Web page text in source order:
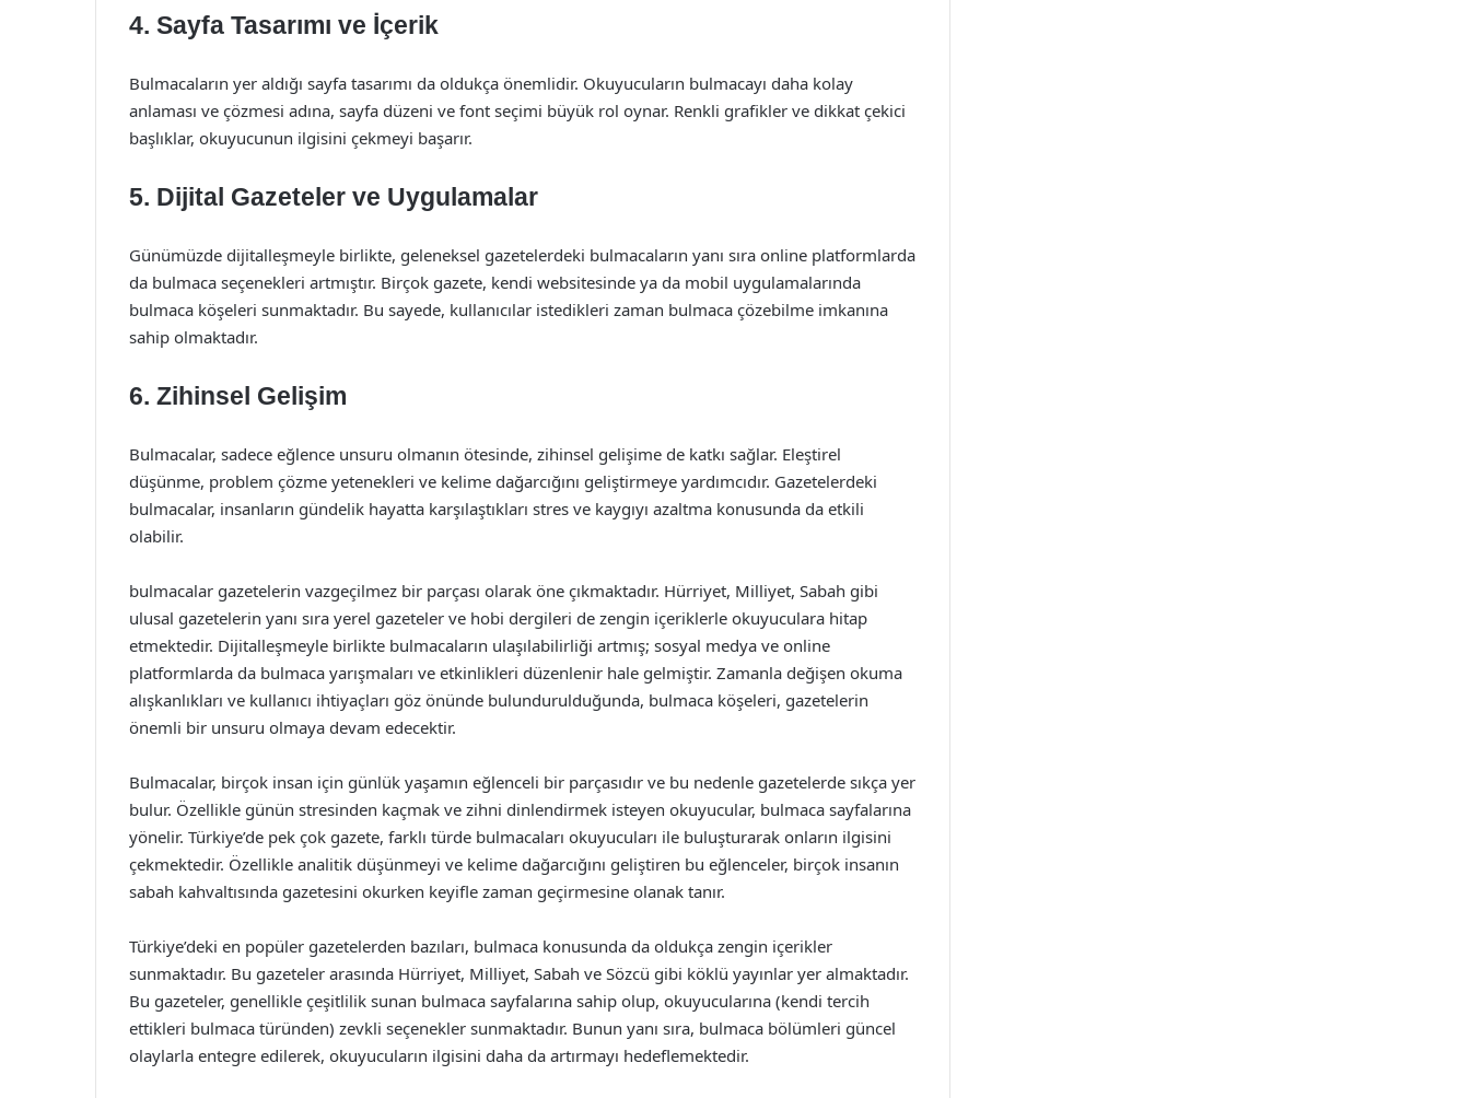
4. Sayfa Tasarımı ve İçerik
Bulmacaların yer aldığı sayfa tasarımı da oldukça önemlidir. Okuyucuların bulmacayı daha kolay
anlaması ve çözmesi adına, sayfa düzeni ve font seçimi büyük rol oynar. Renkli grafikler ve dikkat çekici
başlıklar, okuyucunun ilgisini çekmeyi başarır.
5. Dijital Gazeteler ve Uygulamalar
Günümüzde dijitalleşmeyle birlikte, geleneksel gazetelerdeki bulmacaların yanı sıra online platformlarda
da bulmaca seçenekleri artmıştır. Birçok gazete, kendi websitesinde ya da mobil uygulamalarında
bulmaca köşeleri sunmaktadır. Bu sayede, kullanıcılar istedikleri zaman bulmaca çözebilme imkanına
sahip olmaktadır.
6. Zihinsel Gelişim
Bulmacalar, sadece eğlence unsuru olmanın ötesinde, zihinsel gelişime de katkı sağlar. Eleştirel
düşünme, problem çözme yetenekleri ve kelime dağarcığını geliştirmeye yardımcıdır. Gazetelerdeki
bulmacalar, insanların gündelik hayatta karşılaştıkları stres ve kaygıyı azaltma konusunda da etkili
olabilir.
bulmacalar gazetelerin vazgeçilmez bir parçası olarak öne çıkmaktadır. Hürriyet, Milliyet, Sabah gibi
ulusal gazetelerin yanı sıra yerel gazeteler ve hobi dergileri de zengin içeriklerle okuyuculara hitap
etmektedir. Dijitalleşmeyle birlikte bulmacaların ulaşılabilirliği artmış; sosyal medya ve online
platformlarda da bulmaca yarışmaları ve etkinlikleri düzenlenir hale gelmiştir. Zamanla değişen okuma
alışkanlıkları ve kullanıcı ihtiyaçları göz önünde bulundurulduğunda, bulmaca köşeleri, gazetelerin
önemli bir unsuru olmaya devam edecektir.
Bulmacalar, birçok insan için günlük yaşamın eğlenceli bir parçasıdır ve bu nedenle gazetelerde sıkça yer
bulur. Özellikle günün stresinden kaçmak ve zihni dinlendirmek isteyen okuyucular, bulmaca sayfalarına
yönelir. Türkiye’de pek çok gazete, farklı türde bulmacaları okuyucuları ile buluşturarak onların ilgisini
çekmektedir. Özellikle analitik düşünmeyi ve kelime dağarcığını geliştiren bu eğlenceler, birçok insanın
sabah kahvaltısında gazetesini okurken keyifle zaman geçirmesine olanak tanır.
Türkiye’deki en popüler gazetelerden bazıları, bulmaca konusunda da oldukça zengin içerikler
sunmaktadır. Bu gazeteler arasında Hürriyet, Milliyet, Sabah ve Sözcü gibi köklü yayınlar yer almaktadır.
Bu gazeteler, genellikle çeşitlilik sunan bulmaca sayfalarına sahip olup, okuyucularına (kendi tercih
ettikleri bulmaca türünden) zevkli seçenekler sunmaktadır. Bunun yanı sıra, bulmaca bölümleri güncel
olaylarla entegre edilerek, okuyucuların ilgisini daha da artırmayı hedeflemektedir.